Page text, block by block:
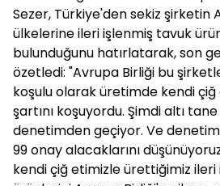
Sezer, Türkiye'den sekiz şirketin
ülkelerine ileri işlenmiş tavuk
bulunduğunu hatırlatarak, son
özetledi: "Avrupa Birliği bu
koşulu olarak üretimde kendi çiğ
şartını koşuyordu. Şimdi altı
denetimden geçiyor. Ve
99 onay alacaklarını
kendi çiğ etimizle ürettiğimiz